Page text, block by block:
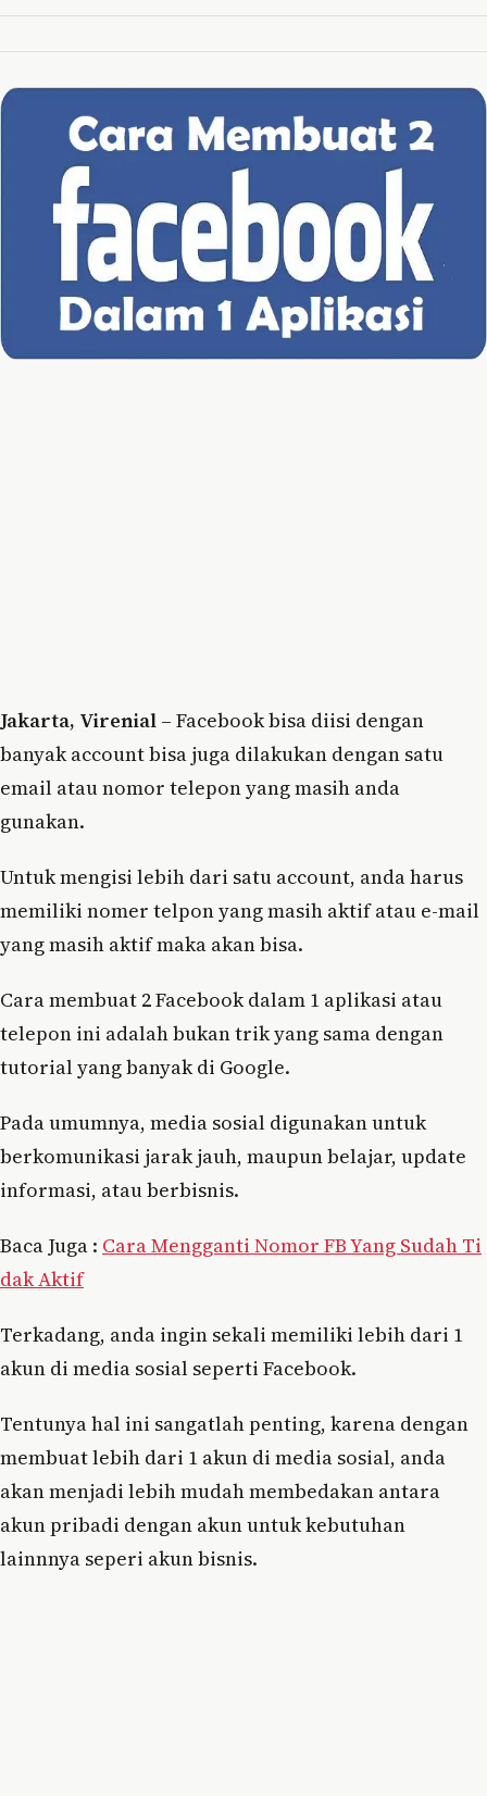
Jakarta, Virenial – Facebook bisa diisi dengan
banyak account bisa juga dilakukan dengan satu
email atau nomor telepon yang masih anda
gunakan.
Untuk mengisi lebih dari satu account, anda harus
memiliki nomer telpon yang masih aktif atau e-mail
yang masih aktif maka akan bisa.
Cara membuat 2 Facebook dalam 1 aplikasi atau
telepon ini adalah bukan trik yang sama dengan
tutorial yang banyak di Google.
Pada umumnya, media sosial digunakan untuk
berkomunikasi jarak jauh, maupun belajar, update
informasi, atau berbisnis.
Baca Juga : Cara Mengganti Nomor FB Yang Sudah Ti
dak Aktif
Terkadang, anda ingin sekali memiliki lebih dari 1
akun di media sosial seperti Facebook.
Tentunya hal ini sangatlah penting, karena dengan
membuat lebih dari 1 akun di media sosial, anda
akan menjadi lebih mudah membedakan antara
akun pribadi dengan akun untuk kebutuhan
lainnnya seperi akun bisnis.